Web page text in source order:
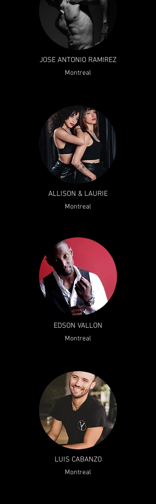
JOSE ANTONIO RAMIREZ
Montreal
ALLISON & LAURIE
Montreal
EDSON VALLON
Montreal
LUIS CABANZO
Montreal